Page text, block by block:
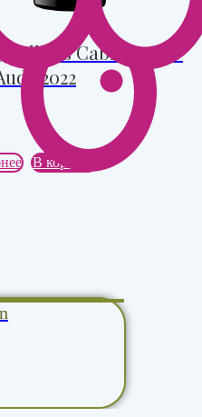
Salleles Cabrdes, IGP
2022
В корзину